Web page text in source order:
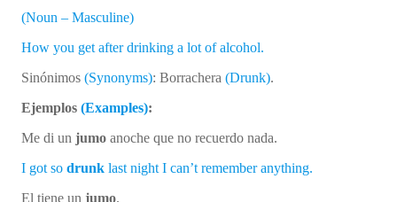
(Noun – Masculine)
How you get after drinking a lot of alcohol.
Sinónimos (Synonyms): Borrachera (Drunk).
Ejemplos (Examples):
Me di un jumo anoche que no recuerdo nada.
I got so drunk last night I can’t remember anything.
El tiene un jumo.